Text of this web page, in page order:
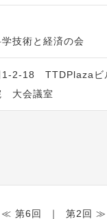
技術と経済の会
1-2-18 TTDPlazaビ
大会議室
≪ 第6回 ｜ 第2回 ≫